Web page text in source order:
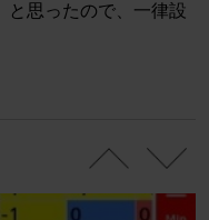
と思ったので、一律設